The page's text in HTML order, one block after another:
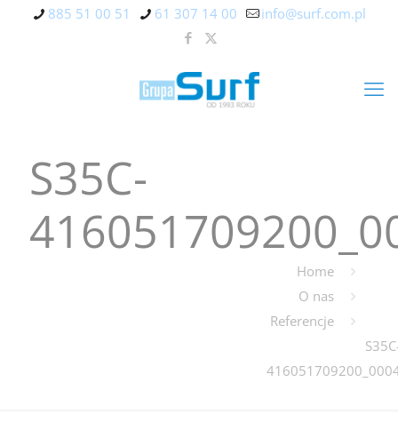
885 51 00 51 61 307 14 00 info@surf.com.pl
S35C-
Home
O nas
Referencje